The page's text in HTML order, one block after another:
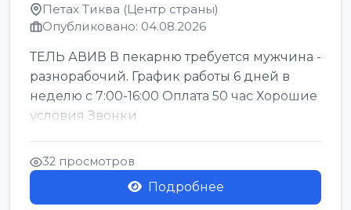
Петах Тиква (Центр страны)
Опубликовано: 04.08.2026
ТЕЛЬ АВИВ В пекарню требуется мужчина -
разнорабочий. График работы 6 дней в
неделю с 7:00-16:00 Оплата 50 час Хорошие
условия Звонки
32 просмотров
Подробнее